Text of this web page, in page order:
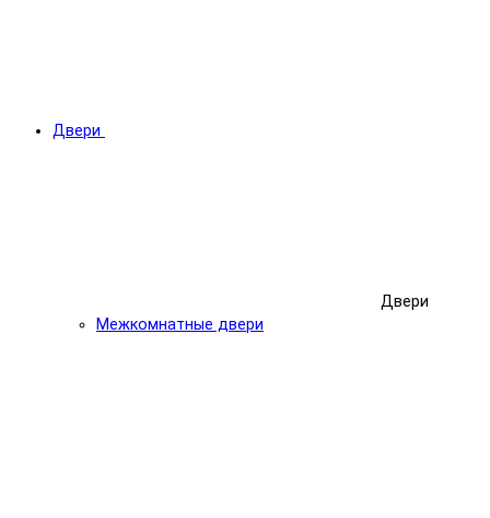
Двери
Двери
Межкомнатные двери